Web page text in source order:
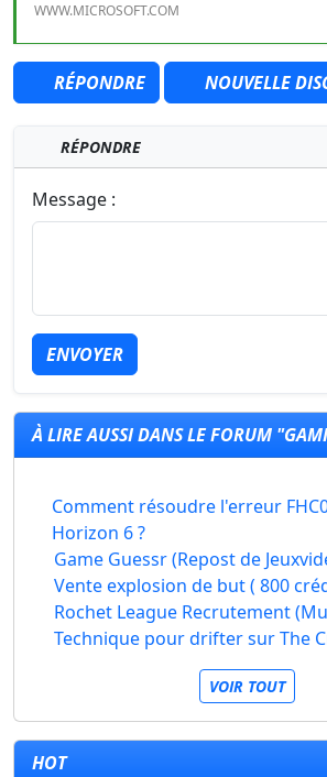
WWW.MICROSOFT.COM
RÉPONDRE NOUVELLE
RÉPONDRE
Message :
ENVOYER
À LIRE AUSSI DANS LE FORUM
Comment résoudre l'erreur
Horizon 6 ?
Game Guessr (Repost de
Vente explosion de but ( 800
Rochet League Recrutement
Technique pour drifter sur The
VOIR TOUT
HOT